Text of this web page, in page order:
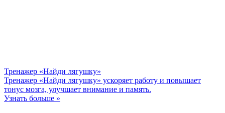
Тренажер «Найди лягушку»
Тренажер «Найди лягушку» ускоряет работу и повышает
тонус мозга, улучшает внимание и память.
Узнать больше »